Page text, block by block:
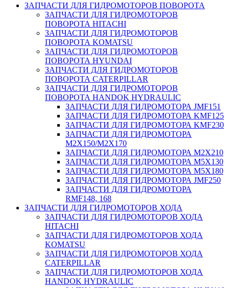
ЗАПЧАСТИ ДЛЯ ГИДРОМОТОРОВ ПОВОРОТА
ЗАПЧАСТИ ДЛЯ ГИДРОМОТОРОВ
ПОВОРОТА HITACHI
ЗАПЧАСТИ ДЛЯ ГИДРОМОТОРОВ
ПОВОРОТА KOMATSU
ЗАПЧАСТИ ДЛЯ ГИДРОМОТОРОВ
ПОВОРОТА HYUNDAI
ЗАПЧАСТИ ДЛЯ ГИДРОМОТОРОВ
ПОВОРОТА CATERPILLAR
ЗАПЧАСТИ ДЛЯ ГИДРОМОТОРОВ
ПОВОРОТА HANDOK HYDRAULIC
ЗАПЧАСТИ ДЛЯ ГИДРОМОТОРА JMF151
ЗАПЧАСТИ ДЛЯ ГИДРОМОТОРА KMF125
ЗАПЧАСТИ ДЛЯ ГИДРОМОТОРА KMF230
ЗАПЧАСТИ ДЛЯ ГИДРОМОТОРА
M2X150/M2X170
ЗАПЧАСТИ ДЛЯ ГИДРОМОТОРА M2X210
ЗАПЧАСТИ ДЛЯ ГИДРОМОТОРА M5X130
ЗАПЧАСТИ ДЛЯ ГИДРОМОТОРА M5X180
ЗАПЧАСТИ ДЛЯ ГИДРОМОТОРА JMF250
ЗАПЧАСТИ ДЛЯ ГИДРОМОТОРА
RMF148, 168
ЗАПЧАСТИ ДЛЯ ГИДРОМОТОРОВ ХОДА
ЗАПЧАСТИ ДЛЯ ГИДРОМОТОРОВ ХОДА
HITACHI
ЗАПЧАСТИ ДЛЯ ГИДРОМОТОРОВ ХОДА
KOMATSU
ЗАПЧАСТИ ДЛЯ ГИДРОМОТОРОВ ХОДА
CATERPILLAR
ЗАПЧАСТИ ДЛЯ ГИДРОМОТОРОВ ХОДА
HANDOK HYDRAULIC